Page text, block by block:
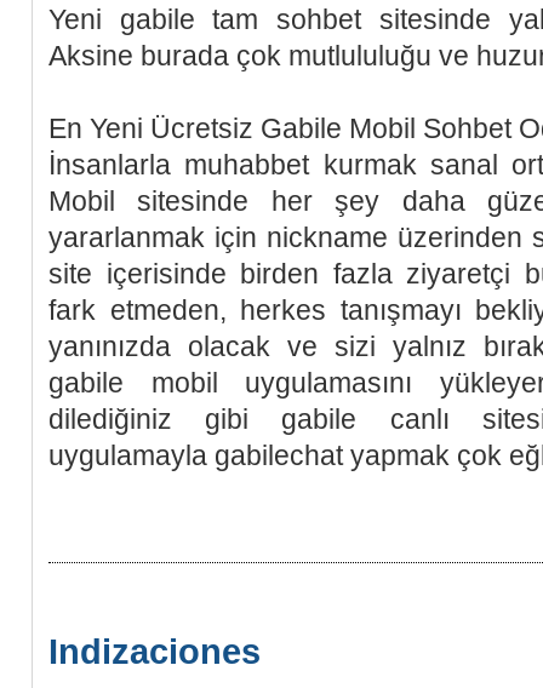
Yeni gabile tam sohbet sitesinde
Aksine burada çok mutlululuğu ve
En Yeni Ücretsiz Gabile Mobil Sohbet
İnsanlarla muhabbet kurmak sanal
Mobil sitesinde her şey daha
yararlanmak için nickname üzerinden
site içerisinde birden fazla ziyaretçi
fark etmeden, herkes tanışmayı
yanınızda olacak ve sizi yalnız
gabile mobil uygulamasını
dilediğiniz gibi gabile canlı
uygulamayla gabilechat yapmak çok
Indizaciones